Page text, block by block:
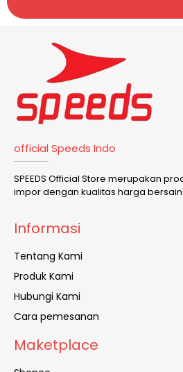
official Speeds Indo
SPEEDS Official Store merupakan
impor dengan kualitas harga
Informasi
Tentang Kami
Produk Kami
Hubungi Kami
Cara pemesanan
Maketplace